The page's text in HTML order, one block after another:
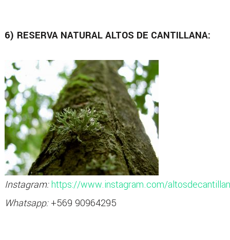
6) RESERVA NATURAL ALTOS DE CANTILLANA:
Instagram:https://www.instagram.com/
Whatsapp:+569 90964295